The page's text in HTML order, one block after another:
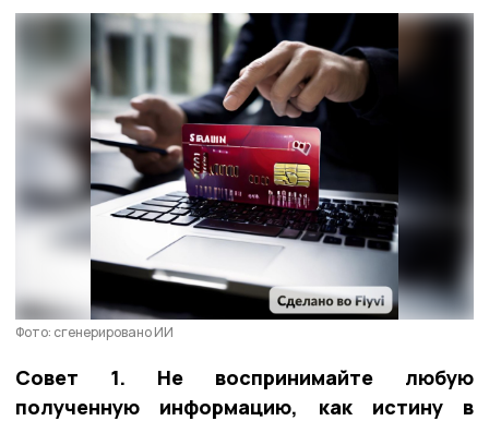
Фото: сгенерировано ИИ
Совет 1. Не воспринимайте любую
полученную информацию, как истину в